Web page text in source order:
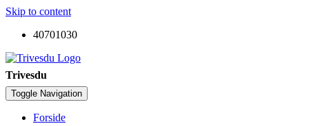
Skip to content
40701030
Trivesdu
Toggle Navigation
Forside